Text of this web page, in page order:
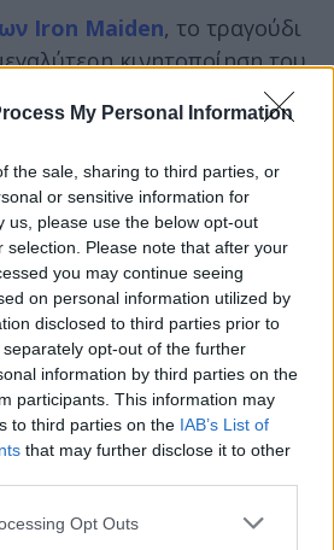
My Personal Information
the sale, sharing to third parties, or
or sensitive information for
us, please use the below opt-out
selection. Please note that after your
you may continue seeing
on personal information utilized by
disclosed to third parties prior to
opt-out of the further
information by third parties on the
participants. This information may
to third parties on the IAB’s List of
that may further disclose it to other
app uses one or more Google
Opt Outs
Iron Maiden, το τραγούδι
κινητοποίηση του
και στα «2 Minutes to
και «Wrathchild».